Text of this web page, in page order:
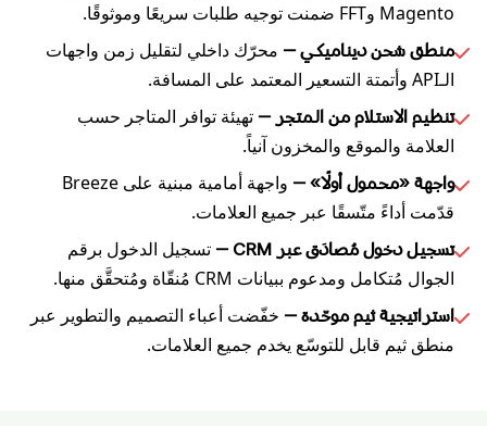
Magento وFFT ضمنت توجيه طلبات سريعًا وموثوقًا.
منطق شحن ديناميكي – محرّك داخلي لتقليل زمن واجهات
الـAPI وأتمتة التسعير المعتمد على المسافة.
تنظيم الاستلام من المتجر – تهيئة توافر المتاجر حسب
العلامة والموقع والمخزون آنياً.
واجهة «محمول أولًا» –
واجهة أمامية مبنية على Breeze
قدّمت أداءً متّسقًا عبر جميع العلامات.
تسجيل دخول مُصادَق عبر CRM –
تسجيل الدخول برقم
الجوال مُتكامل ومدعوم ببيانات CRM مُنقّاة ومُتحقَّق منها.
استراتيجية ثيم موحّدة – خفّضت أعباء التصميم والتطوير عبر
منطق ثيم قابل للتوسّع يخدم جميع العلامات.